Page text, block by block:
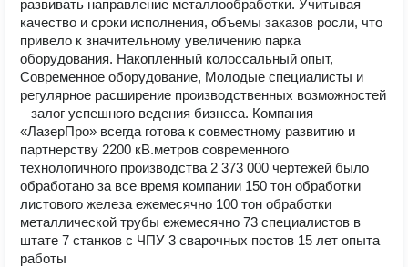
развивать направление металлообработки. Учитывая
качество и сроки исполнения, объемы заказов росли, что
привело к значительному увеличению парка
оборудования. Накопленный колоссальный опыт,
Современное оборудование, Молодые специалисты и
регулярное расширение производственных возможностей
– залог успешного ведения бизнеса. Компания
«ЛазерПро» всегда готова к совместному развитию и
партнерству 2200 кВ.метров современного
технологичного производства 2 373 000 чертежей было
обработано за все время компании 150 тон обработки
листового железа ежемесячно 100 тон обработки
металлической трубы ежемесячно 73 специалистов в
штате 7 станков с ЧПУ 3 сварочных постов 15 лет опыта
работы